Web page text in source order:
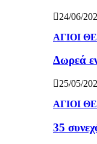
24/06/
ΑΓΙΟΙ
Δωρεά
25/05/
ΑΓΙΟΙ
35